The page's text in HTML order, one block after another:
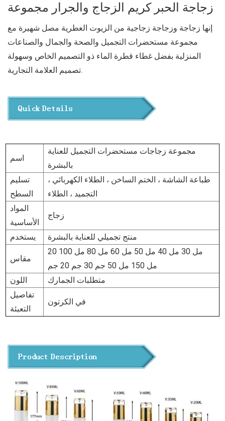
زجاجة الحبر كريم الزجاج والجرار مجموعة
إنها زجاجة وزجاجة زجاجية من الزيوت العطرية مصل شهيرة مع
مجموعة مستحضرات التجميل والصحة والجمال والصناعات
المنزلية بفضل غطاء قطرة الماء ذو ​​التصميم الخاص وسهولة
تصميم العلامة التجارية.
اسم
مجموعة زجاجات مستحضرات التجميل للعناية
بالبشرة
تسليم
السطح
طباعة الشاشة ، الختم الساخن ، الطلاء الكهربائي ،
التجميد ، الطلاء
المواد
الأساسية
زجاج
يستخدم منتج تجميلي للعناية بالبشرة
مقاس
20 مل 30 مل 40 مل 50 مل 60 مل 80 مل 100
مل 150 مل 50 جم 30 جم 20 جم
اللون
متطلبات الجمارك
تفاصيل
التعبئة
في الكرتون